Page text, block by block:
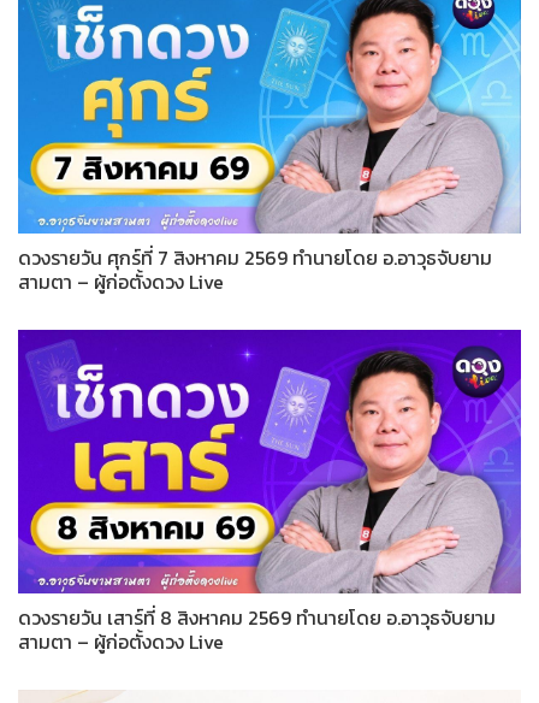
ดวงรายวัน ศุกร์ที่ 7 สิงหาคม 2569 ทำนายโดย อ.อาวุธจับยาม
สามตา – ผู้ก่อตั้งดวง Live
ดวงรายวัน เสาร์ที่ 8 สิงหาคม 2569 ทำนายโดย อ.อาวุธจับยาม
สามตา – ผู้ก่อตั้งดวง Live